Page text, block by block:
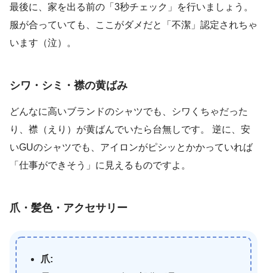
最後に、家を出る前の「3秒チェック」を行いましょう。
服が合っていても、ここがダメだと「不潔」認定されちゃ
います（泣）。
シワ・シミ・襟の黄ばみ
どんなに高いブランドのシャツでも、シワくちゃだった
り、襟（えり）が黄ばんでいたら台無しです。 逆に、安
いGUのシャツでも、アイロンがピシッとかかっていれば
「仕事ができそう」に見えるものですよ。
爪・髪色・アクセサリー
爪: